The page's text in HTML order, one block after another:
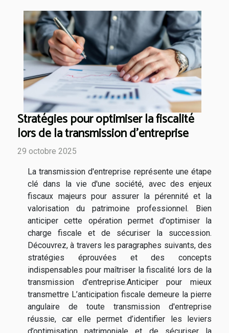
Stratégies pour optimiser la fiscalité
lors de la transmission d'entreprise
29 octobre 2025
La transmission d'entreprise représente une étape
clé dans la vie d'une société, avec des enjeux
fiscaux majeurs pour assurer la pérennité et la
valorisation du patrimoine professionnel. Bien
anticiper cette opération permet d'optimiser la
charge fiscale et de sécuriser la succession.
Découvrez, à travers les paragraphes suivants, des
stratégies éprouvées et des concepts
indispensables pour maîtriser la fiscalité lors de la
transmission d'entreprise.Anticiper pour mieux
transmettre L’anticipation fiscale demeure la pierre
angulaire de toute transmission d'entreprise
réussie, car elle permet d’identifier les leviers